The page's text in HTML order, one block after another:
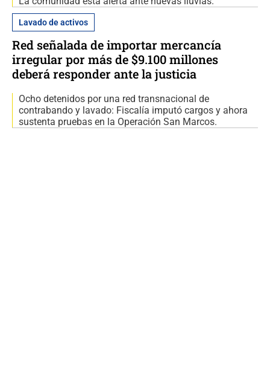
Lavado de activos
Red señalada de importar mercancía
irregular por más de $9.100 millones
deberá responder ante la justicia
Ocho detenidos por una red transnacional de
contrabando y lavado: Fiscalía imputó cargos y ahora
sustenta pruebas en la Operación San Marcos.